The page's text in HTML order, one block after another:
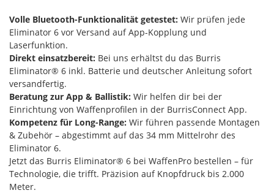
Volle Bluetooth-Funktionalität getestet: Wir prüfen jede
Eliminator 6 vor Versand auf App-Kopplung und
Laserfunktion.
Direkt einsatzbereit: Bei uns erhältst du das Burris
Eliminator® 6 inkl. Batterie und deutscher Anleitung sofort
versandfertig.
Beratung zur App & Ballistik: Wir helfen dir bei der
Einrichtung von Waffenprofilen in der BurrisConnect App.
Kompetenz für Long-Range: Wir führen passende Montagen
& Zubehör – abgestimmt auf das 34 mm Mittelrohr des
Eliminator 6.
Jetzt das Burris Eliminator® 6 bei WaffenPro bestellen – für
Technologie, die trifft. Präzision auf Knopfdruck bis 2.000
Meter.